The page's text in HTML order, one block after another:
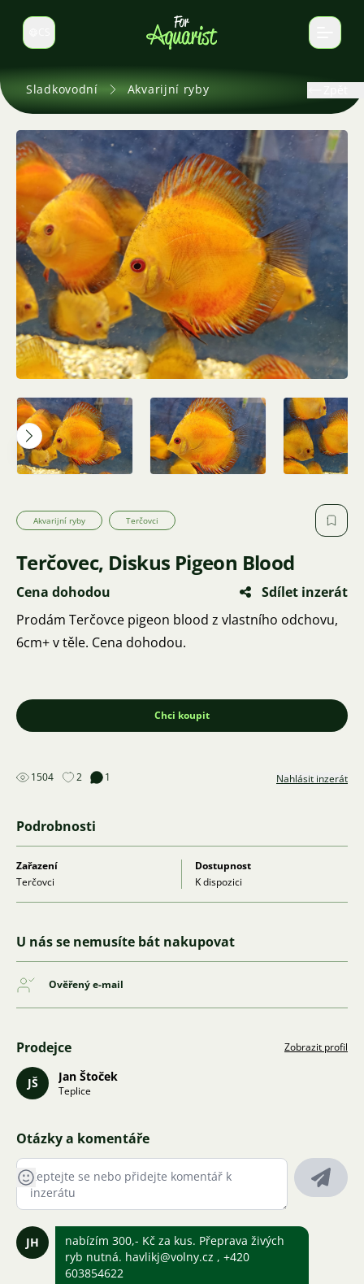
Select language
Sladkovodní Akvarijní ryby
Akvarijní ryby Terčovci
Terčovec, Diskus Pigeon Blood
Cena dohodou
Sdílet inzerát
Prodám Terčovce pigeon blood z vlastního odchovu,
6cm+ v těle. Cena dohodou.
Chci koupit
1504 2 1 Nahlásit inzerát
Podrobnosti
Zařazení
Terčovci
Dostupnost
K dispozici
U nás se nemusíte bát nakupovat
Ověřený e-mail
Prodejce Zobrazit profil
JŠ Jan Štoček
Teplice
Otázky a komentáře
JH
nabízím 300,- Kč za kus. Přeprava živých
ryb nutná. havlikj@volny.cz , +420
603854622